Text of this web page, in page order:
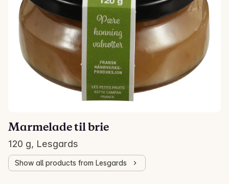
Marmelade til brie
120 g, Lesgards
Show all products from Lesgards